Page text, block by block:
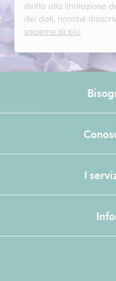
diritto alla limitazione
dei dati, nonché
saperne di più.
I